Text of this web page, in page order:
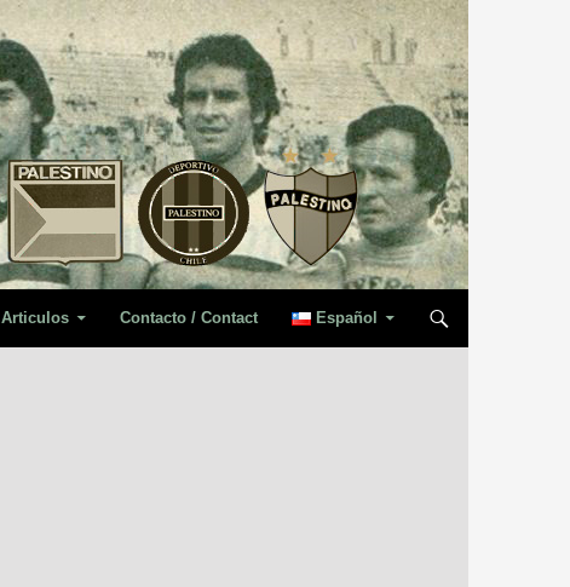
Articulos Contacto / Contact Español